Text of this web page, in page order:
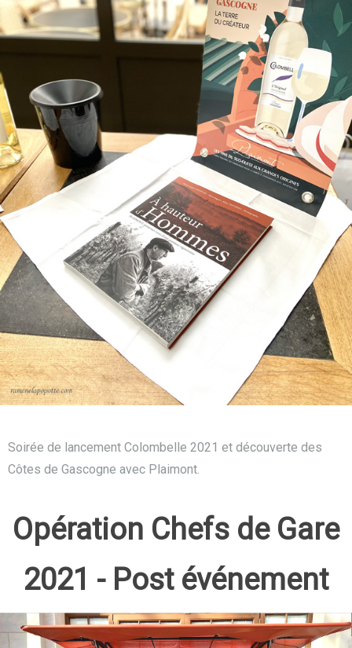
Soirée de lancement Colombelle 2021 et découverte des
Côtes de Gascogne avec Plaimont.
Opération Chefs de Gare
2021 - Post événement